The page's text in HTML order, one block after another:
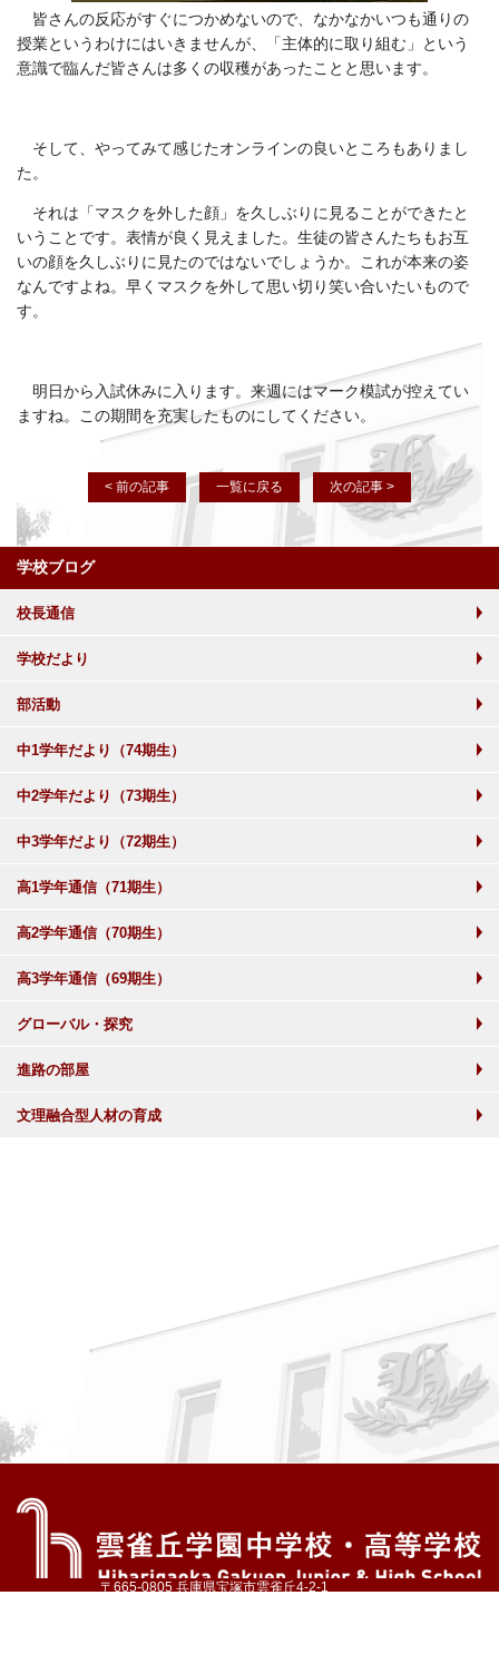
皆さんの反応がすぐにつかめないので、なかなかいつも通りの
授業というわけにはいきませんが、「主体的に取り組む」という
意識で臨んだ皆さんは多くの収穫があったことと思います。
そして、やってみて感じたオンラインの良いところもありまし
た。
それは「マスクを外した顔」を久しぶりに見ることができたと
いうことです。表情が良く見えました。生徒の皆さんたちもお互
いの顔を久しぶりに見たのではないでしょうか。これが本来の姿
なんですよね。早くマスクを外して思い切り笑い合いたいもので
す。
明日から入試休みに入ります。来週にはマーク模試が控えてい
ますね。この期間を充実したものにしてください。
< 前の記事 一覧に戻る 次の記事 >
学校ブログ
校長通信
学校だより
部活動
中1学年だより（74期生）
中2学年だより（73期生）
中3学年だより（72期生）
高1学年通信（71期生）
高2学年通信（70期生）
高3学年通信（69期生）
グローバル・探究
進路の部屋
文理融合型人材の育成
〒665-0805 兵庫県宝塚市雲雀丘4-2-1